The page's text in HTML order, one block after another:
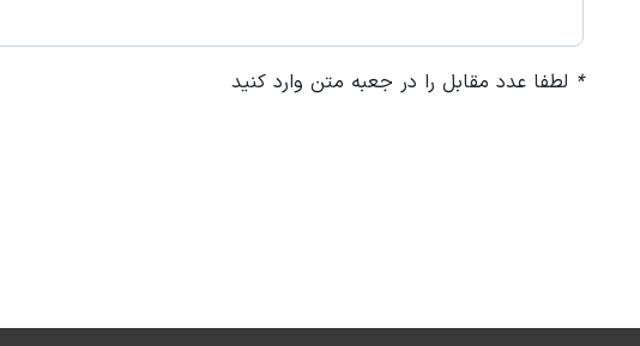
* لطفا عدد مقابل را در جعبه متن وارد کنید